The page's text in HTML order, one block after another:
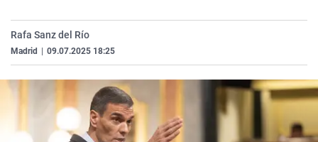
Rafa Sanz del Río
Madrid 09.07.2025 18:25